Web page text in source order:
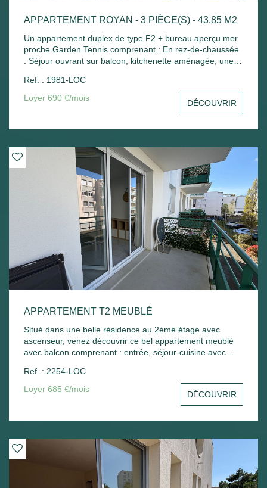
APPARTEMENT ROYAN - 3 PIÈCE(S) - 43.85 M2
Un appartement duplex de type F2 + bureau aperçu mer
proche Garden Tennis comprenant : En rez-de-chaussée
: Séjour ouvrant sur balcon, kitchenette aménagée, une
avec placard, une chambre mansardée, salle de bains
avec placard. Place de parking - Chauffage électrique.
Ref. : 1981-LOC
Loyer 690 €/mois
DÉCOUVRIR
APPARTEMENT T2 MEUBLÉ
Situé dans une belle résidence au 2ème étage avec
ascenseur, venez découvrir ce bel appartement meublé
avec balcon comprenant : entrée, séjour-cuisine avec
Chauffage électrique. Libre de suite
Ref. : 2254-LOC
Loyer 685 €/mois
DÉCOUVRIR